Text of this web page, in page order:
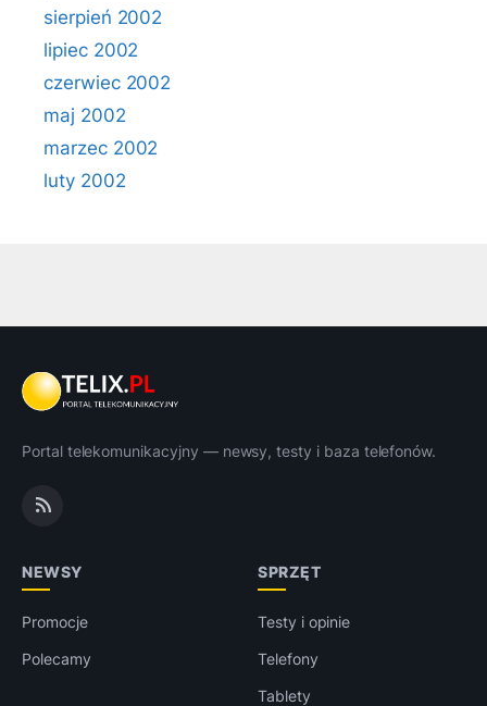
sierpień 2002
lipiec 2002
czerwiec 2002
maj 2002
marzec 2002
luty 2002
Portal telekomunikacyjny — newsy, testy i baza telefonów.
NEWSY
Promocje
Polecamy
SPRZĘT
Testy i opinie
Telefony
Tablety